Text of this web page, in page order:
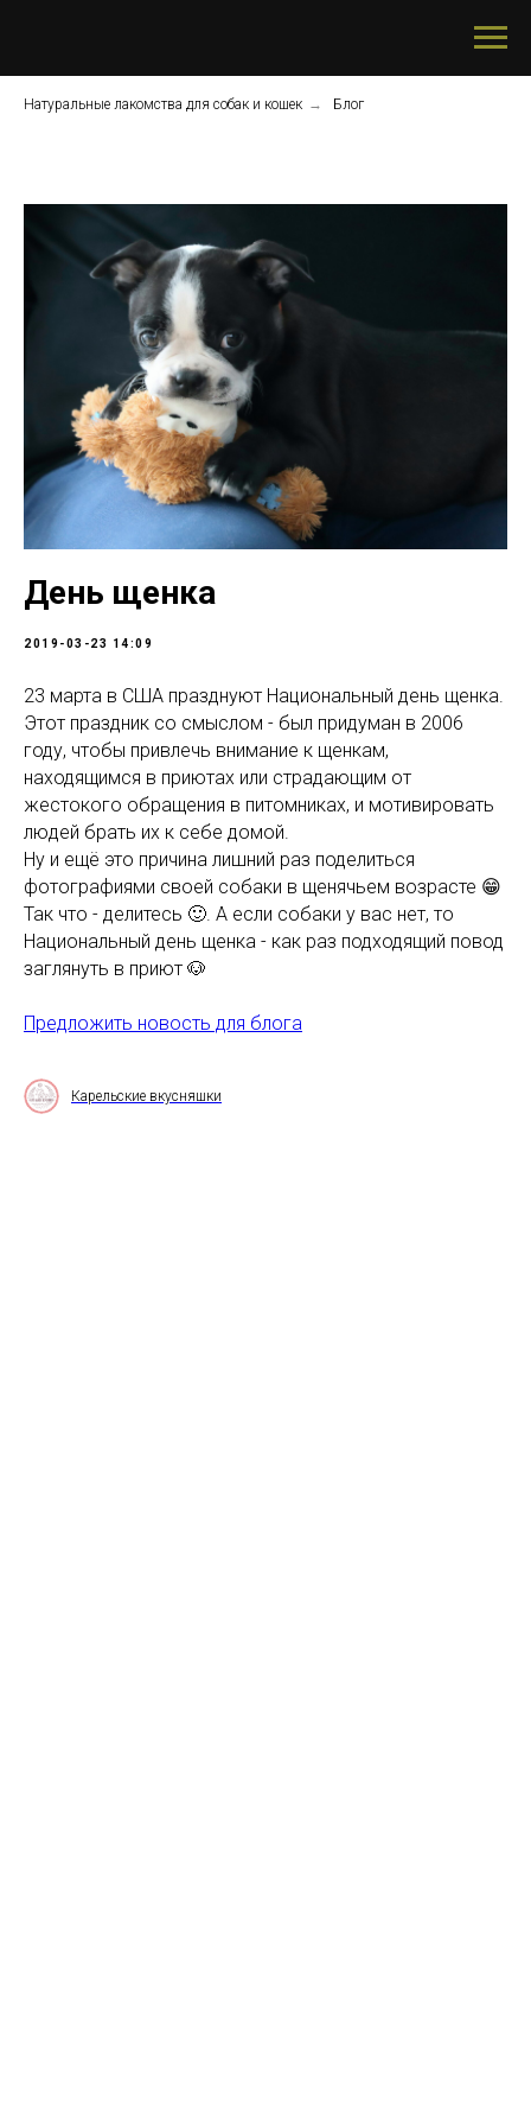
Натуральные лакомства для собак и кошек → Блог
День щенка
2019-03-23 14:09
23 марта в США празднуют Национальный день щенка.
Этот праздник со смыслом - был придуман в 2006
году, чтобы привлечь внимание к щенкам,
находящимся в приютах или страдающим от
жестокого обращения в питомниках, и мотивировать
людей брать их к себе домой.
Ну и ещё это причина лишний раз поделиться
фотографиями своей собаки в щенячьем возрасте 😁
Так что - делитесь 🙂. А если собаки у вас нет, то
Национальный день щенка - как раз подходящий повод
заглянуть в приют 🐶
Предложить новость для блога
Карельские вкусняшки